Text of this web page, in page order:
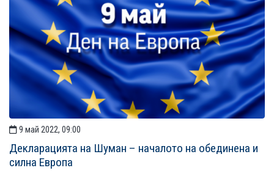
9 май 2022, 09:00
Декларацията на Шуман – началото на обединена и
силна Европа